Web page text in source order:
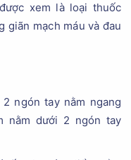
xem là loại thuốc
giãn mạch máu và đau
ngón tay nằm ngang
nằm dưới 2 ngón tay